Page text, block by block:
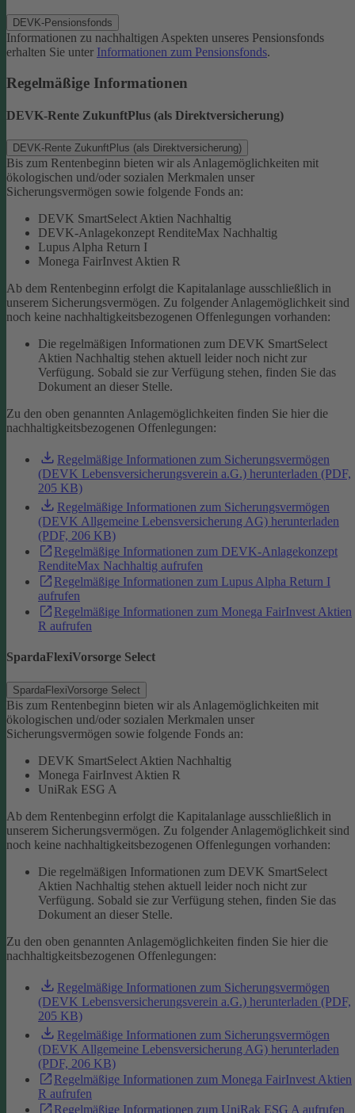
DEVK-Pensionsfonds
Informationen zu nachhaltigen Aspekten unseres Pensionsfonds
erhalten Sie unter Informationen zum Pensionsfonds.
Regelmäßige Informationen
DEVK-Rente ZukunftPlus (als Direktversicherung)
DEVK-Rente ZukunftPlus (als Direktversicherung)
Bis zum Rentenbeginn bieten wir als Anlagemöglichkeiten mit
ökologischen und/oder sozialen Merkmalen unser
Sicherungsvermögen sowie folgende Fonds an:
DEVK SmartSelect Aktien Nachhaltig
DEVK-Anlagekonzept RenditeMax Nachhaltig
Lupus Alpha Return I
Monega FairInvest Aktien R
Ab dem Rentenbeginn erfolgt die Kapitalanlage ausschließlich in
unserem Sicherungsvermögen. Zu folgender Anlagemöglichkeit sind
noch keine nachhaltigkeitsbezogenen Offenlegungen vorhanden:
Die regelmäßigen Informationen zum DEVK SmartSelect
Aktien Nachhaltig stehen aktuell leider noch nicht zur
Verfügung. Sobald sie zur Verfügung stehen, finden Sie das
Dokument an dieser Stelle.
Zu den oben genannten Anlagemöglichkeiten finden Sie hier die
nachhaltigkeitsbezogenen Offenlegungen:
Regelmäßige Informationen zum Sicherungsvermögen
(DEVK Lebensversicherungsverein a.G.) herunterladen (PDF,
205 KB)
Regelmäßige Informationen zum Sicherungsvermögen
(DEVK Allgemeine Lebensversicherung AG) herunterladen
(PDF, 206 KB)
Regelmäßige Informationen zum DEVK-Anlagekonzept
RenditeMax Nachhaltig aufrufen
Regelmäßige Informationen zum Lupus Alpha Return I
aufrufen
Regelmäßige Informationen zum Monega FairInvest Aktien
R aufrufen
SpardaFlexiVorsorge Select
SpardaFlexiVorsorge Select
Bis zum Rentenbeginn bieten wir als Anlagemöglichkeiten mit
ökologischen und/oder sozialen Merkmalen unser
Sicherungsvermögen sowie folgende Fonds an:
DEVK SmartSelect Aktien Nachhaltig
Monega FairInvest Aktien R
UniRak ESG A
Ab dem Rentenbeginn erfolgt die Kapitalanlage ausschließlich in
unserem Sicherungsvermögen. Zu folgender Anlagemöglichkeit sind
noch keine nachhaltigkeitsbezogenen Offenlegungen vorhanden:
Die regelmäßigen Informationen zum DEVK SmartSelect
Aktien Nachhaltig stehen aktuell leider noch nicht zur
Verfügung. Sobald sie zur Verfügung stehen, finden Sie das
Dokument an dieser Stelle.
Zu den oben genannten Anlagemöglichkeiten finden Sie hier die
nachhaltigkeitsbezogenen Offenlegungen:
Regelmäßige Informationen zum Sicherungsvermögen
(DEVK Lebensversicherungsverein a.G.) herunterladen (PDF,
205 KB)
Regelmäßige Informationen zum Sicherungsvermögen
(DEVK Allgemeine Lebensversicherung AG) herunterladen
(PDF, 206 KB)
Regelmäßige Informationen zum Monega FairInvest Aktien
R aufrufen
Regelmäßige Informationen zum UniRak ESG A aufrufen